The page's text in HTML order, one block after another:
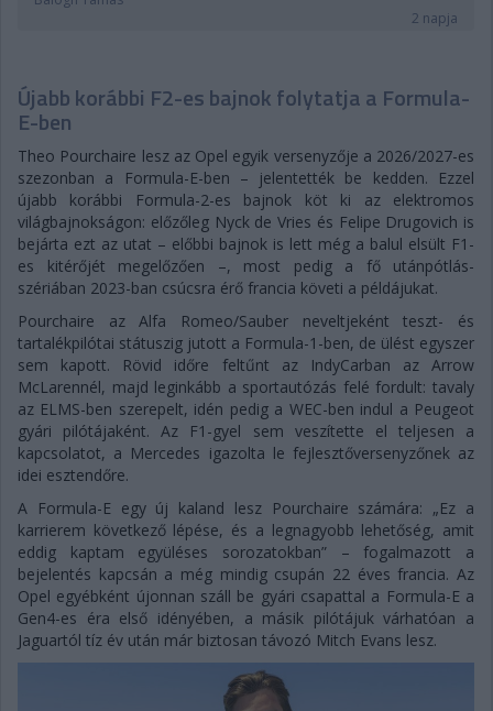
2 napja
Újabb korábbi F2-es bajnok folytatja a Formula-
E-ben
Theo Pourchaire lesz az Opel egyik versenyzője a 2026/2027-es
szezonban a Formula-E-ben – jelentették be kedden. Ezzel
újabb korábbi Formula-2-es bajnok köt ki az elektromos
világbajnokságon: előzőleg Nyck de Vries és Felipe Drugovich is
bejárta ezt az utat – előbbi bajnok is lett még a balul elsült F1-
es kitérőjét megelőzően –, most pedig a fő utánpótlás-
szériában 2023-ban csúcsra érő francia követi a példájukat.
Pourchaire az Alfa Romeo/Sauber neveltjeként teszt- és
tartalékpilótai státuszig jutott a Formula-1-ben, de ülést egyszer
sem kapott. Rövid időre feltűnt az IndyCarban az Arrow
McLarennél, majd leginkább a sportautózás felé fordult: tavaly
az ELMS-ben szerepelt, idén pedig a WEC-ben indul a Peugeot
gyári pilótájaként. Az F1-gyel sem veszítette el teljesen a
kapcsolatot, a Mercedes igazolta le fejlesztőversenyzőnek az
idei esztendőre.
A Formula-E egy új kaland lesz Pourchaire számára: „Ez a
karrierem következő lépése, és a legnagyobb lehetőség, amit
eddig kaptam együléses sorozatokban” – fogalmazott a
bejelentés kapcsán a még mindig csupán 22 éves francia. Az
Opel egyébként újonnan száll be gyári csapattal a Formula-E a
Gen4-es éra első idényében, a másik pilótájuk várhatóan a
Jaguartól tíz év után már biztosan távozó Mitch Evans lesz.